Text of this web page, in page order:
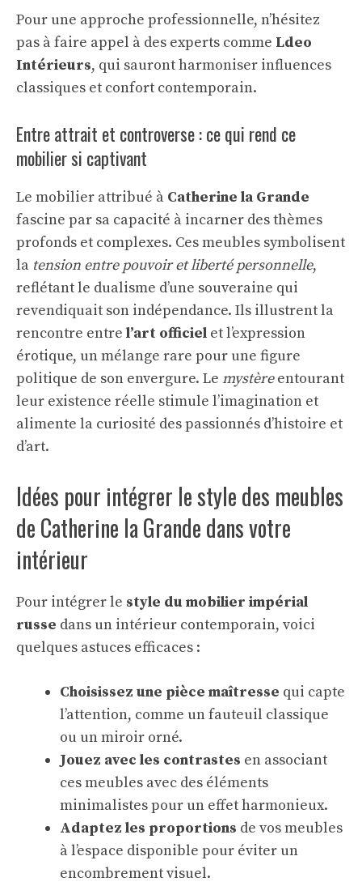
Pour une approche professionnelle, n’hésitez
pas à faire appel à des experts comme Ldeo
Intérieurs, qui sauront harmoniser influences
classiques et confort contemporain.
Entre attrait et controverse : ce qui rend ce
mobilier si captivant
Le mobilier attribué à Catherine la Grande
fascine par sa capacité à incarner des thèmes
profonds et complexes. Ces meubles symbolisent
la tension entre pouvoir et liberté personnelle,
reflétant le dualisme d’une souveraine qui
revendiquait son indépendance. Ils illustrent la
rencontre entre l’art officiel et l’expression
érotique, un mélange rare pour une figure
politique de son envergure. Le mystèreentourant
leur existence réelle stimule l’imagination et
alimente la curiosité des passionnés d’histoire et
d’art.
Idées pour intégrer le style des meubles
de Catherine la Grande dans votre
intérieur
Pour intégrer le style du mobilier impérial
russe dans un intérieur contemporain, voici
quelques astuces efficaces :
Choisissez une pièce maîtresse qui capte
l’attention, comme un fauteuil classique
ou un miroir orné.
Jouez avec les contrastes en associant
ces meubles avec des éléments
minimalistes pour un effet harmonieux.
Adaptez les proportions de vos meubles
à l’espace disponible pour éviter un
encombrement visuel.